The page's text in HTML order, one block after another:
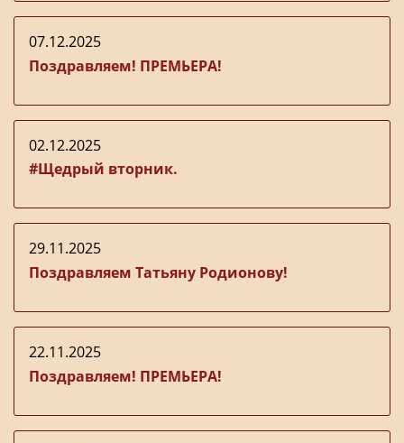
07.12.2025
Поздравляем! ПРЕМЬЕРА!
02.12.2025
#Щедрый вторник.
29.11.2025
Поздравляем Татьяну Родионову!
22.11.2025
Поздравляем! ПРЕМЬЕРА!